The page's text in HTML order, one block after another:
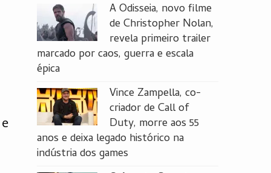
A Odisseia, novo filme
de Christopher Nolan,
revela primeiro trailer
marcado por caos, guerra e escala
épica
Vince Zampella, co-
criador de Call of
Duty, morre aos 55
anos e deixa legado histórico na
indústria dos games